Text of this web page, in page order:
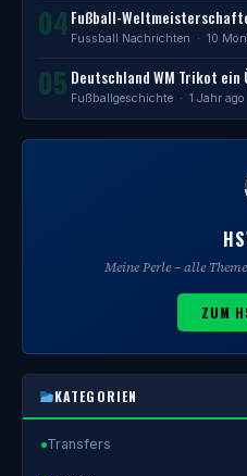
04 Fußball-
Fussball Nachrichten · 10
05 Deutschland WM Trikot
Fußballgeschichte · 1 Jahr ago
Meine Perle – alle
ZUM
KATEGORIEN
Transfers